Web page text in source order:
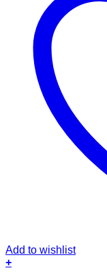
Add to wishlist
+